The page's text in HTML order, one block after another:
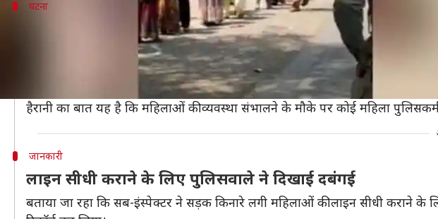
घटना
मौके पर मौजूद नहीं थी कोई भी महिला पुलिसकर्मी
यह घटना नोएडा के सेक्टर 19 की है। यहां गरीब महिलाएं राशन लेने के लिए इकट्ठा हुई थीं।
वीडियो में दिख रहा है कि दूरी बनाकर खड़ी हुई महिलाओं के बीच आकर एक
हैरानी का बात यह है कि महिलाओं की व्यवस्था संभालने के मौके पर कोई महिला
जानकारी
लाइन सीधी कराने के लिए पुलिसवाले ने दिखाई दबंगई
बताया जा रहा कि सब-इंस्पेक्टर ने सड़क किनारे लगी महिलाओं की लाइन सीधी कराने के